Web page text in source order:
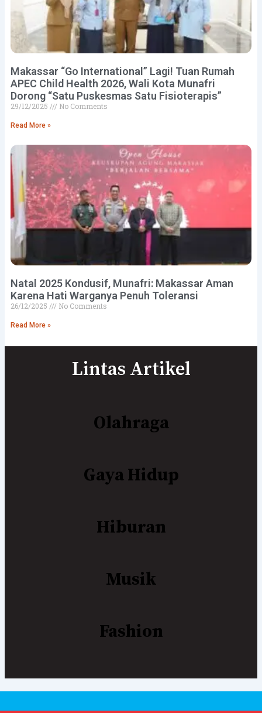
Makassar “Go International” Lagi! Tuan Rumah
APEC Child Health 2026, Wali Kota Munafri
Dorong “Satu Puskesmas Satu Fisioterapis”
29/12/2025 No Comments
Read More »
Natal 2025 Kondusif, Munafri: Makassar Aman
Karena Hati Warganya Penuh Toleransi
26/12/2025 No Comments
Read More »
Lintas Artikel
Olahraga
Gaya Hidup
Hiburan
Musik
Fashion